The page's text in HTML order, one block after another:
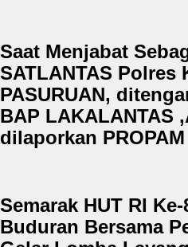
Saat Menjabat
SATLANTAS Polres
PASURUAN,
BAP LAKALANTAS
dilaporkan
Semarak HUT RI
Buduran Bersama